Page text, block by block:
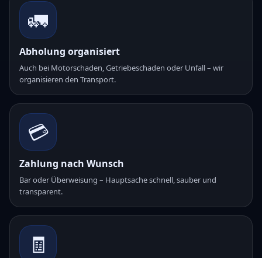
🚛
Abholung organisiert
Auch bei Motorschaden, Getriebeschaden oder Unfall – wir
organisieren den Transport.
💳
Zahlung nach Wunsch
Bar oder Überweisung – Hauptsache schnell, sauber und
transparent.
🧾